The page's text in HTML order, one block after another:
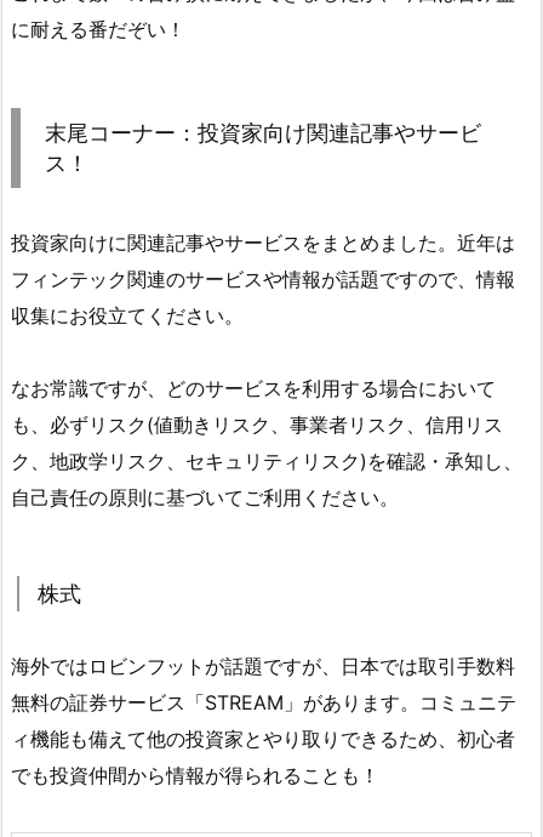
に耐える番だぞい！
末尾コーナー：投資家向け関連記事やサービ
ス！
投資家向けに関連記事やサービスをまとめました。近年は
フィンテック関連のサービスや情報が話題ですので、情報
収集にお役立てください。
なお常識ですが、どのサービスを利用する場合において
も、必ずリスク(値動きリスク、事業者リスク、信用リス
ク、地政学リスク、セキュリティリスク)を確認・承知し、
自己責任の原則に基づいてご利用ください。
株式
海外ではロビンフットが話題ですが、日本では取引手数料
無料の証券サービス「STREAM」があります。コミュニテ
ィ機能も備えて他の投資家とやり取りできるため、初心者
でも投資仲間から情報が得られることも！